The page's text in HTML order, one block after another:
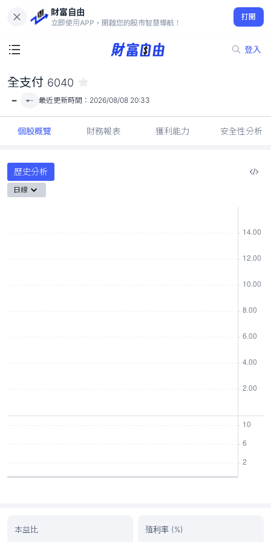
財富自由
立即使用APP，開啟您的股市智慧導航！
打開
登入
-
全支付 6040
- - 最近更新時間： 2026/08/08 20:33
個股概覽 財務報表 獲利能力 安全性分析
歷史分析
日線
本益比 殖利率 (%)